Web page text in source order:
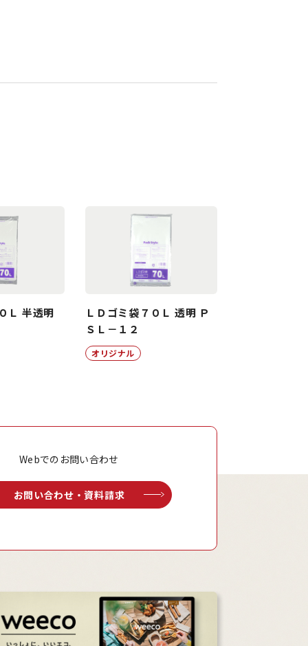
Ｌ 半透明
ＬＤゴミ袋７０Ｌ 透明 Ｐ
ＳＬ－１２
オリジナル
Webでのお問い合わせ
お問い合わせ・資料請求